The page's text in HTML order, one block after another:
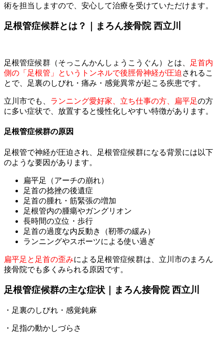
術を担当しますので、安心して治療を受けていただけます。
足根管症候群とは？｜まろん接骨院 西立川
足根管症候群（そっこんかんしょうこうぐん）とは、
足首内
側の「足根管」というトンネルで後脛骨神経が圧迫 されるこ
とで、足裏のしびれ・痛み・感覚異常が起こる疾患です。
立川市でも、 ランニング愛好家、立ち仕事の方、扁平足の方
に多い症状で、放置すると慢性化しやすい特徴があります。
足根管症候群の原因
足根管で神経が圧迫され、足根管症候群になる背景には以下
のような要因があります。
扁平足（アーチの崩れ）
足首の捻挫の後遺症
足首の腫れ・筋緊張の増加
足根管内の腫瘍やガングリオン
長時間の立位・歩行
足首の過度な内反動き（靭帯の緩み）
ランニングやスポーツによる使い過ぎ
扁平足と足首の歪みによる足根管症候群は、立川市のまろん
接骨院でも多くみられる原因です。
足根管症候群の主な症状｜まろん接骨院 西立川
・足裏のしびれ・感覚鈍麻
・足指の動かしづらさ